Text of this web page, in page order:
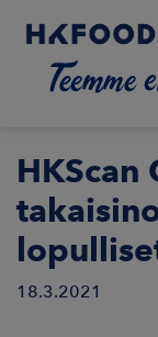
ETUSIVU
HKScan
18.3.2021